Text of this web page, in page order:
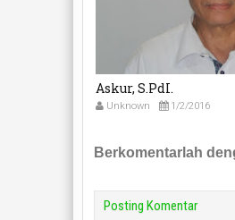
Askur, S.PdI.
Unknown 1/2/2016
Berkomentarlah
Posting Komentar